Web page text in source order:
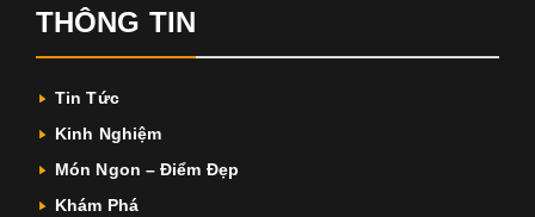
THÔNG TIN
Tin Tức
Kinh Nghiệm
Món Ngon – Điểm Đẹp
Khám Phá